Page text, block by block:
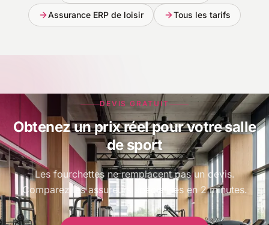
Assurance ERP de loisir Tous les tarifs
DEVIS GRATUIT
Obtenez un prix réel pour votre salle
de sport
Les fourchettes ne remplacent pas un devis.
Comparez les assureurs spécialisés en 2 minutes.